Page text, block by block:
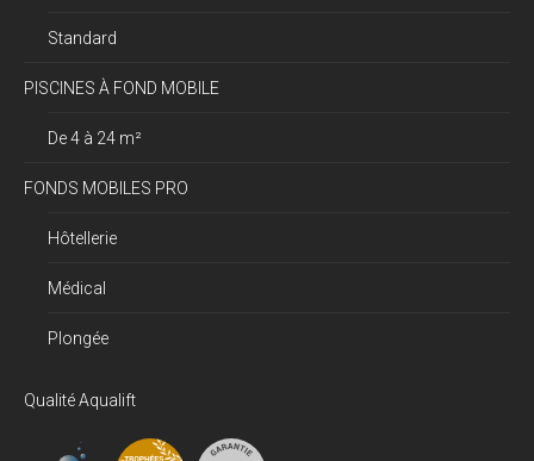
Standard
PISCINES À FOND MOBILE
De 4 à 24 m²
FONDS MOBILES PRO
Hôtellerie
Médical
Plongée
Qualité Aqualift